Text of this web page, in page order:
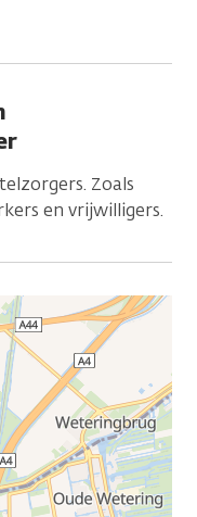
Zoals
en vrijwilligers.